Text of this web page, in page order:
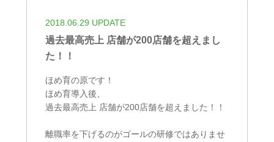
2018.06.29 UPDATE
過去最高売上 店舗が200店舗を超えまし
た！！
ほめ育の原です！
ほめ育導入後、
過去最高売上 店舗が200店舗を超えました！！
離職率を下げるのがゴールの研修ではありませ